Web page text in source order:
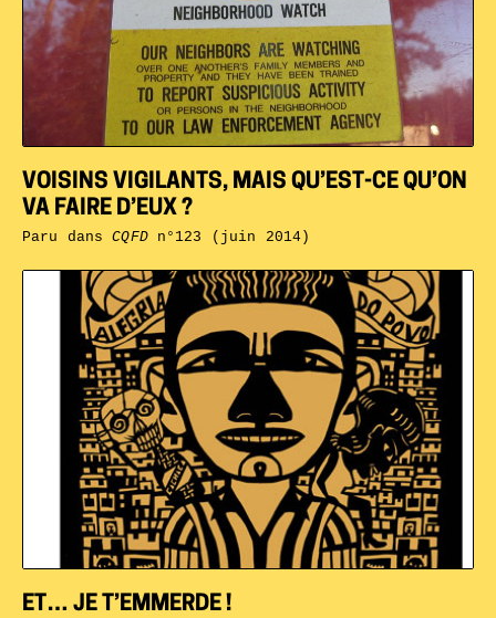
ET… JE T’EMMERDE !
VOISINS VIGILANTS, MAIS QU’EST-CE QU’ON
VA FAIRE D’EUX ?
Paru dansCQFDn°123 (juin 2014)